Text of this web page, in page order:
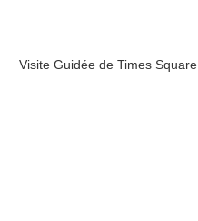
Visite Guidée de Times Square